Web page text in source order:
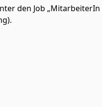
den Job „MitarbeiterIn